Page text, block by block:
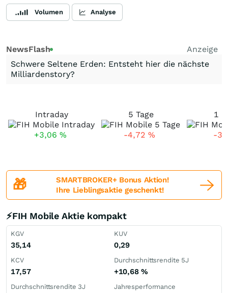
Volumen Analyse
NewsFlash
Anzeige
Schwere Seltene Erden: Entsteht hier die nächste
Milliardenstory?
Intraday
+3,06 %
5 Tage
-4,72 %
1
-
🎁
SMARTBROKER+ Bonus Aktion!
Ihre Lieblingsaktie geschenkt!
⚡FIH Mobile Aktie kompakt
KGV
35,14
KUV
0,29
KCV
17,57
Durchschnittsrendite 5J
+10,68 %
Durchschnittsrendite 3J Jahresperformance